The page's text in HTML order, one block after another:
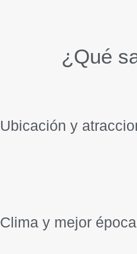
¿Qué
Ubicación y
Clima y mejor